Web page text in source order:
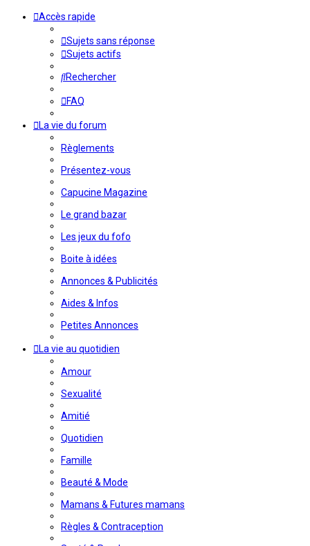
Accès rapide
Sujets sans réponse
Sujets actifs
Rechercher
FAQ
La vie du forum
Règlements
Présentez-vous
Capucine Magazine
Le grand bazar
Les jeux du fofo
Boite à idées
Annonces & Publicités
Aides & Infos
Petites Annonces
La vie au quotidien
Amour
Sexualité
Amitié
Quotidien
Famille
Beauté & Mode
Mamans & Futures mamans
Règles & Contraception